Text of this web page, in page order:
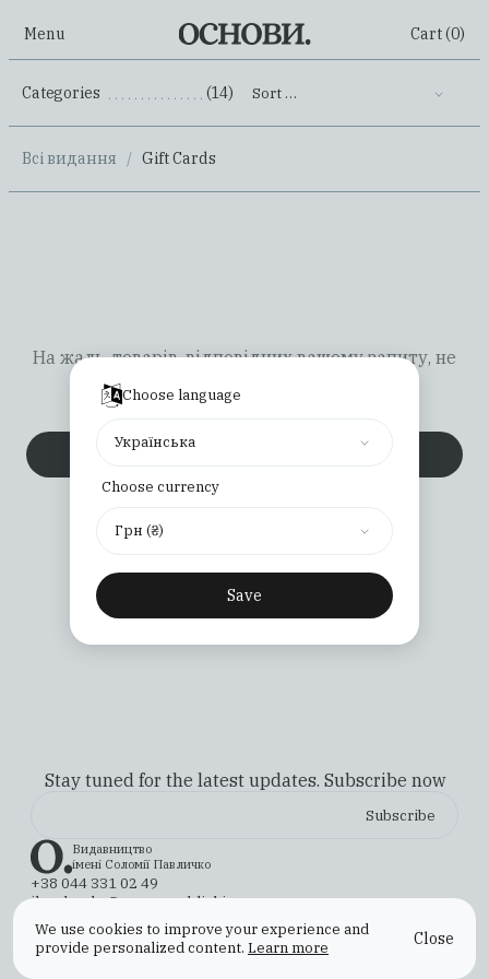
Menu Cart (0)
Categories (14) Sort …
Всі видання / Gift Cards
На жаль, товарів, відповідних вашому запиту, не
Stay tuned for the latest updates. Subscribe now
Видавництво
імені Соломії Павличко
+38 044 331 02 49
ilovebooks@osnovypublishing.com
Instagram
YouTube X (Twitter)
Facebook
Payment & ShippingReturns & ExchangesOffer Agreement
Privacy Policy
We use cookies to improve your experience and
provide personalized content. Learn more Close
Choose language
Українська
Choose currency
Грн (₴)
Save